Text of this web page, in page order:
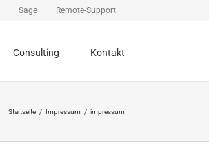
Sage Remote-Support
Consulting Kontakt
Startseite Impressum impressum